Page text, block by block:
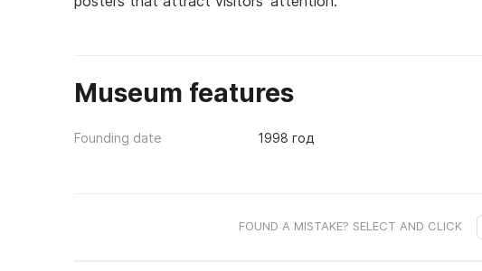
Museum features
Founding date 1998 год
FOUND A MISTAKE? SELECT AND CLICK